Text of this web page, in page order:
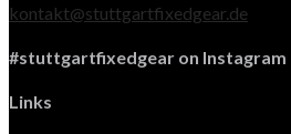
kontakt@stuttgartfixedgear.de
#stuttgartfixedgear on Instagram
Links